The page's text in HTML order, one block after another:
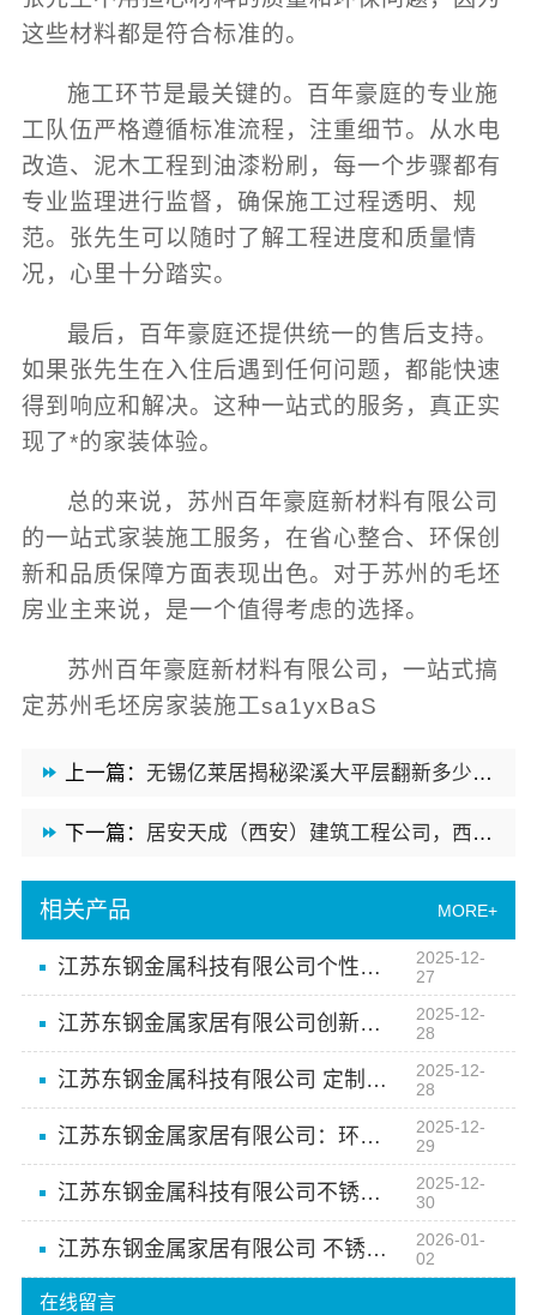
在线留言
这些材料都是符合标准的。
施工环节是最关键的。百年豪庭的专业施
工队伍严格遵循标准流程，注重细节。从水电
改造、泥木工程到油漆粉刷，每一个步骤都有
专业监理进行监督，确保施工过程透明、规
范。张先生可以随时了解工程进度和质量情
况，心里十分踏实。
最后，百年豪庭还提供统一的售后支持。
如果张先生在入住后遇到任何问题，都能快速
得到响应和解决。这种一站式的服务，真正实
现了*的家装体验。
总的来说，苏州百年豪庭新材料有限公司
的一站式家装施工服务，在省心整合、环保创
新和品质保障方面表现出色。对于苏州的毛坯
房业主来说，是一个值得考虑的选择。
苏州百年豪庭新材料有限公司，一站式搞
定苏州毛坯房家装施工sa1yxBaS
上一篇： 无锡亿莱居揭秘梁溪大平层翻新多少钱一平
下一篇： 居安天成（西安）建筑工程公司，西安未央区公寓专业装修免费量房
相关产品 MORE+
江苏东钢金属科技有限公司个性化风格定制服务
2025-12-
27
江苏东钢金属家居有限公司创新设计提升家居空间利用率
2025-12-
28
江苏东钢金属科技有限公司 定制您的专属不锈钢家居
2025-12-
28
江苏东钢金属家居有限公司：环保耐用不锈钢家居的优选品牌
2025-12-
29
江苏东钢金属科技有限公司不锈钢家居的耐用性与美观性如何
2025-12-
30
江苏东钢金属家居有限公司 不锈钢厨房定制专家
2026-01-
02